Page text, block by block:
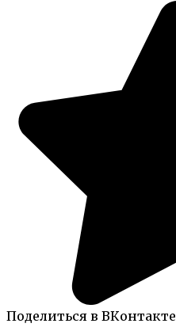
Поделиться в ВКонтакте